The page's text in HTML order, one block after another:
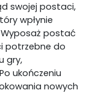
swojej postaci,
wpłynie
postać
potrzebne do
gry,
ukończeniu
nowych